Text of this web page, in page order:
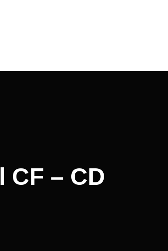
– CD